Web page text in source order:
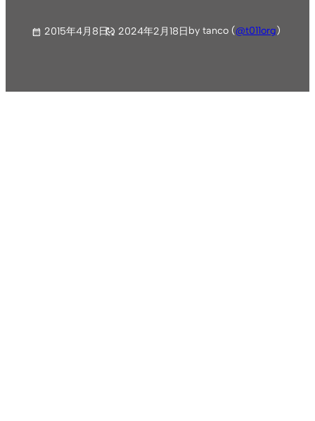
2015年4月8日 2024年2月18日by tanco (@t011org)